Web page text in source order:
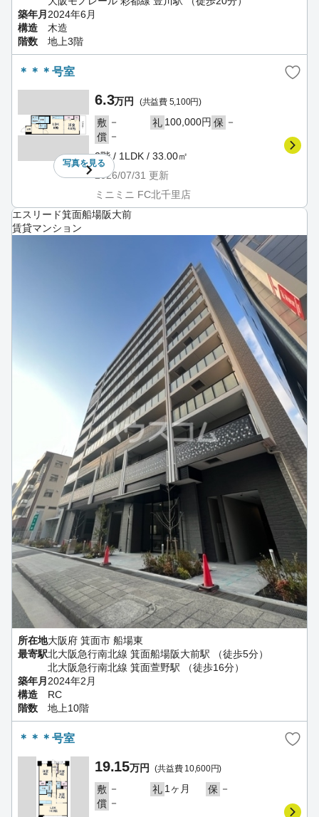
築年月2024年6月
構造
木造
階数
地上3階
＊＊＊号室
写真を見る
6.3万円 (共益費 5,100円)
敷 － 礼 100,000円 保 －
償 －
2階 / 1LDK / 33.00㎡
2026/07/31 更新
ミニミニ FC北千里店
エスリード箕面船場阪大前
賃貸マンション
所在地大阪府 箕面市 船場東
最寄駅北大阪急行南北線 箕面船場阪大前駅 （徒歩5分）
北大阪急行南北線 箕面萱野駅 （徒歩16分）
築年月2024年2月
構造
RC
階数
地上10階
＊＊＊号室
19.15万円 (共益費 10,600円)
敷 － 礼 1ヶ月 保 －
償 －